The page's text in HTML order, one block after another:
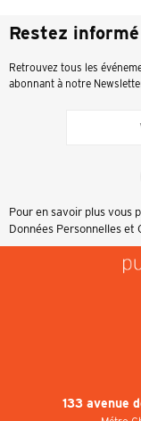
Restez informé
Retrouvez tous les
abonnant à notre
Pour en savoir plus vous
Données Personnelles et
133 avenue